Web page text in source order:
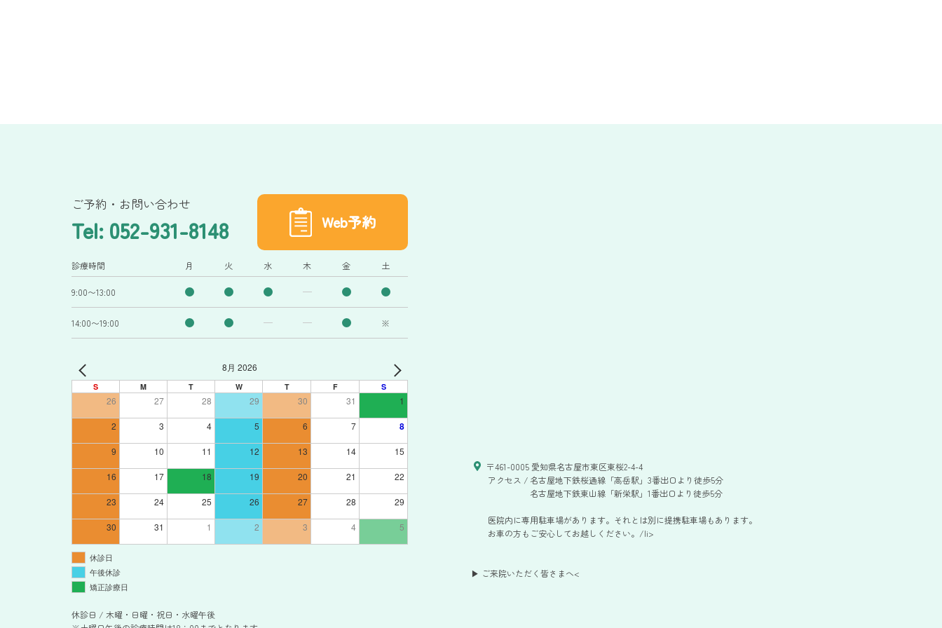
ご予約・お問い合わせ
Tel: 052-931-8148 Web予約
診療時間 月 火 水 木 金 土
9:00〜13:00
14:00〜19:00 ※
8月 2026
S M T W T F S
26 27 28 29 30 31 1
2 3 4 5 6 7 8
9 10 11 12 13 14 15
16 17 18 19 20 21 22
23 24 25 26 27 28 29
30 31 1 2 3 4 5
休診日
午後休診
矯正診療日
休診日 / 木曜・日曜・祝日・水曜午後
〒461-0005 愛知県名古屋市東区東桜2-4-4
アクセス / 名古屋地下鉄桜通線「高岳駅」3番出口より徒歩5分
名古屋地下鉄東山線「新栄駅」1番出口より徒歩5分
医院内に専用駐車場があります。それとは別に提携駐車場もあります。
お車の方もご安心してお越しください。/li>
▶ ご来院いただく皆さまへ<